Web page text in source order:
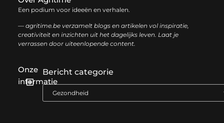
Een podium voor ideeën en verhalen.
— agritime.be verzamelt blogs en artikelen vol inspiratie,
creativiteit en inzichten uit het dagelijks leven. Laat je
verrassen door uiteenlopende content.
Onze
informatie
Bericht categorie